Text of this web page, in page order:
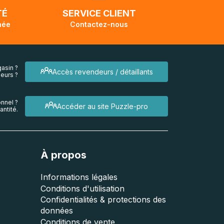
SERVICE CLIENT
Contactez-nous
Accès revendeurs / détaillants
?
?
Accéder au site Puzzle-pro
?
À propos
Informations légales
Conditions d'utilisation
Confidentialités & protections des
données
Conditions de vente